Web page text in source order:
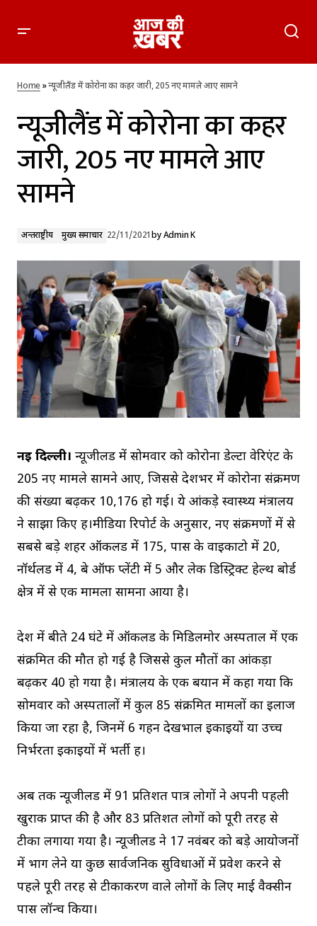
न्यूजीलैंड में कोरोना का कहर जारी, 205 नए मामले आए सामने
Home»न्यूजीलैंड में कोरोना का कहर जारी, 205 नए मामले आए सामने
न्यूजीलैंड में कोरोना का कहर
जारी, 205 नए मामले आए
सामने
अन्तर्राष्ट्रीय मुख्य समाचार 22/11/2021by Admin K
नई दिल्ली। न्यूजीलैंड में सोमवार को कोरोना डेल्टा वेरिएंट के
205 नए मामले सामने आए, जिससे देशभर में कोरोना संक्रमण
की संख्या बढ़कर 10,176 हो गई। ये आंकड़े स्वास्थ्य मंत्रालय
ने साझा किए हैं।मीडिया रिपोर्ट के अनुसार, नए संक्रमणों में से
सबसे बड़े शहर ऑकलैंड में 175, पास के वाइकाटो में 20,
नॉर्थलैंड में 4, बे ऑफ प्लेंटी में 5 और लेक डिस्ट्रिक्ट हेल्थ बोर्ड
क्षेत्र में से एक मामला सामना आया है।
देश में बीते 24 घंटे में ऑकलैंड के मिडिलमोर अस्पताल में एक
संक्रमित की मौत हो गई है जिससे कुल मौतों का आंकड़ा
बढ़कर 40 हो गया है। मंत्रालय के एक बयान में कहा गया कि
सोमवार को अस्पतालों में कुल 85 संक्रमित मामलों का इलाज
किया जा रहा है, जिनमें 6 गहन देखभाल इकाइयों या उच्च
निर्भरता इकाइयों में भर्ती हैं।
अब तक न्यूजीलैंड में 91 प्रतिशत पात्र लोगों ने अपनी पहली
खुराक प्राप्त की है और 83 प्रतिशत लोगों को पूरी तरह से
टीका लगाया गया है। न्यूजीलैंड ने 17 नवंबर को बड़े आयोजनों
में भाग लेने या कुछ सार्वजनिक सुविधाओं में प्रवेश करने से
पहले पूरी तरह से टीकाकरण वाले लोगों के लिए माई वैक्सीन
पास लॉन्च किया।